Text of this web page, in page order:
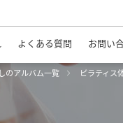
よくある質問 お問い
のアルバム一覧 ピラティス